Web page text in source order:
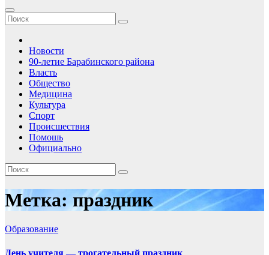
Новости
90-летие Барабинского района
Власть
Общество
Медицина
Культура
Спорт
Происшествия
Помошь
Официально
Метка:праздник
Образование
День учителя — трогательный праздник